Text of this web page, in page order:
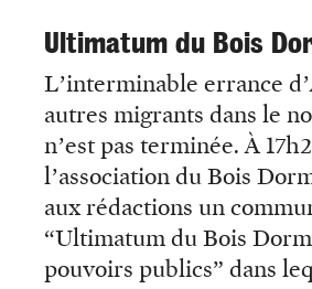
Ultimatum du Bois
L’interminable errance
autres migrants dans le
n’est pas terminée. À
l’association du Bois
aux rédactions un
“Ultimatum du Bois
pouvoirs publics” dans